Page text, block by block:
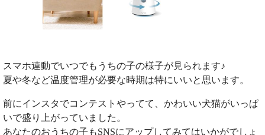
スマホ連動でいつでもうちの子の様子が見られます♪
夏や冬など温度管理が必要な時期は特にいいと思います。
前にインスタでコンテストやってて、かわいい犬猫がいっぱ
いで盛り上がっていました。
あなたのおうちの子もSNSにアップしてみてはいかがでしょ